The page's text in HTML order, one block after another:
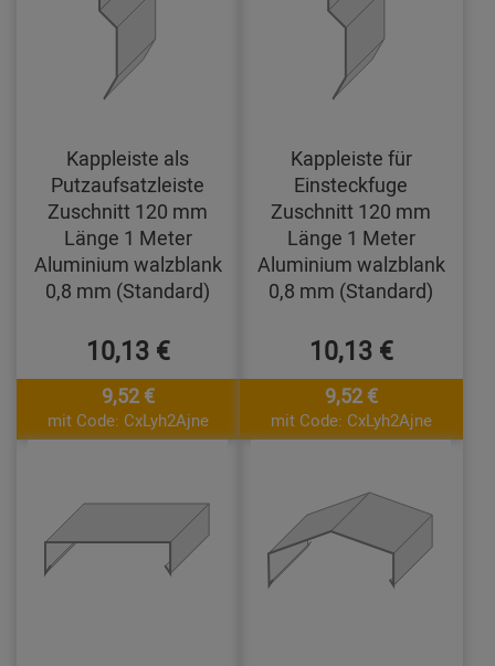
Kappleiste als
Putzaufsatzleiste
Zuschnitt 120 mm
Länge 1 Meter
Aluminium walzblank
0,8 mm (Standard)
10,13 €
9,52 €
mit Code: CxLyh2Ajne
Kappleiste für
Einsteckfuge
Zuschnitt 120 mm
Länge 1 Meter
Aluminium walzblank
0,8 mm (Standard)
10,13 €
9,52 €
mit Code: CxLyh2Ajne